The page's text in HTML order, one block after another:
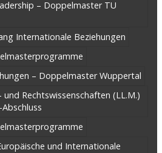
– Doppelmaster TU
Internationale Beziehungen
– Doppelmaster Wuppertal
Rechtswissenschaften (LL.M.)
und Internationale